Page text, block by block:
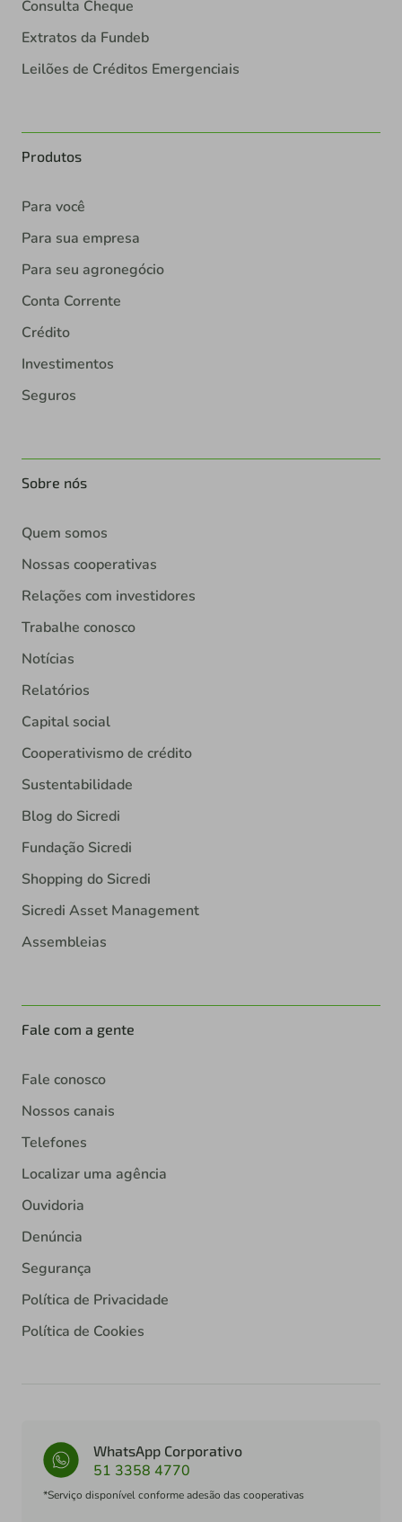
Consulta Cheque
Extratos da Fundeb
Leilões de Créditos Emergenciais
Produtos
Para você
Para sua empresa
Para seu agronegócio
Conta Corrente
Crédito
Investimentos
Seguros
Sobre nós
Quem somos
Nossas cooperativas
Relações com investidores
Trabalhe conosco
Notícias
Relatórios
Capital social
Cooperativismo de crédito
Sustentabilidade
Blog do Sicredi
Fundação Sicredi
Shopping do Sicredi
Sicredi Asset Management
Assembleias
Fale com a gente
Fale conosco
Nossos canais
Telefones
Localizar uma agência
Ouvidoria
Denúncia
Segurança
Política de Privacidade
Política de Cookies
WhatsApp Corporativo
51 3358 4770
*Serviço disponível conforme adesão das cooperativas